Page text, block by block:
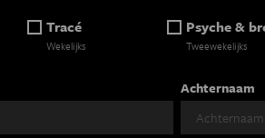
Tracé
Wekelijks
Psyche &
Tweewekelijks
Achternaam